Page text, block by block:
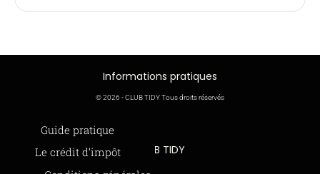
Informations pratiques
Guide pratique
Le crédit d’impôt
© 2026 - CLUB TIDY Tous droits réservés
Informations légales
CLUB TIDY
SAS CLUB TIDY
165 Avenue de Bretagne